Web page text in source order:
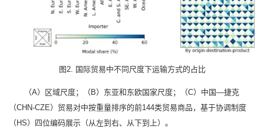
图2. 国际贸易中不同尺度下运输方式的占比
（A）区域尺度；（B）东亚和东欧国家尺度；（C）中国—捷克
（CHN-CZE）贸易对中按重量排序的前144类贸易商品，基于协调制度
（HS）四位编码展示（从左到右、从下到上）。